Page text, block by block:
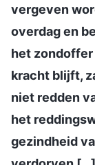
vergeven
overdag en
het
kracht blijft,
niet redden
het
gezindheid